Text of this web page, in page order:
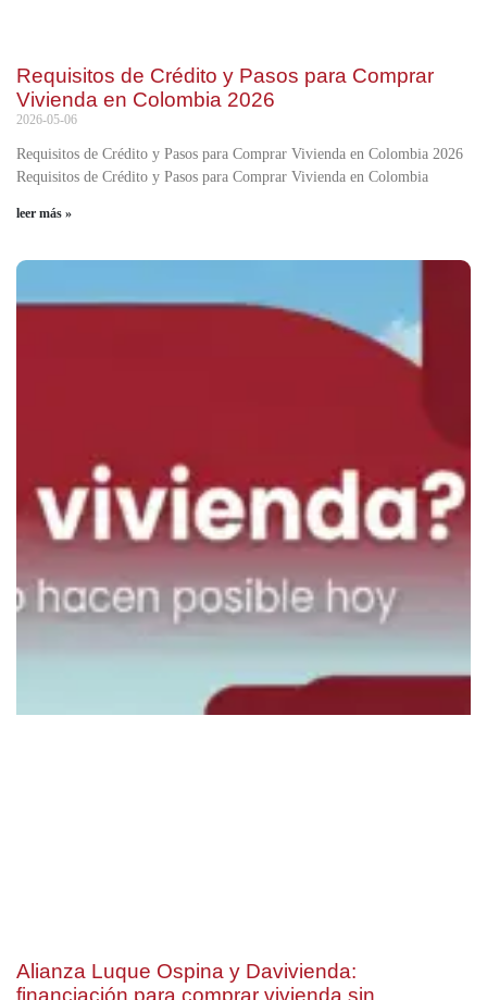
Requisitos de Crédito y Pasos para Comprar
Vivienda en Colombia 2026
2026-05-06
Requisitos de Crédito y Pasos para Comprar Vivienda en Colombia 2026
Requisitos de Crédito y Pasos para Comprar Vivienda en Colombia
leer más »
Alianza Luque Ospina y Davivienda:
financiación para comprar vivienda sin